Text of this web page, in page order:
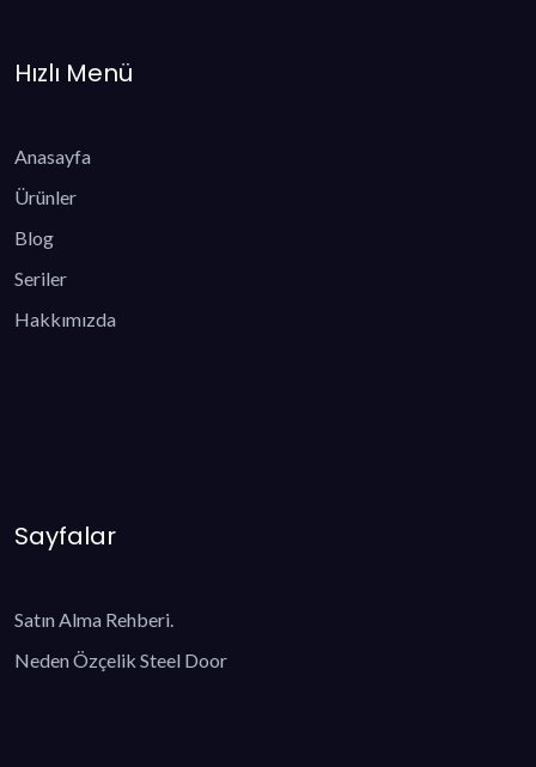
Hızlı Menü
Anasayfa
Ürünler
Blog
Seriler
Hakkımızda
Sayfalar
Satın Alma Rehberi.
Neden Özçelik Steel Door